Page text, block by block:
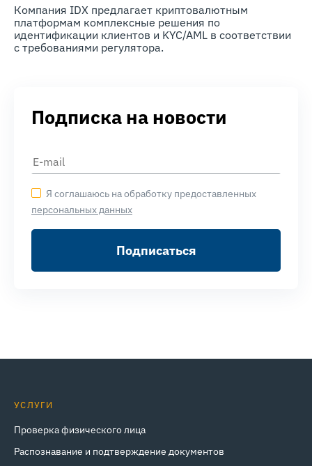
Компания IDX предлагает криптовалютным
платформам комплексные решения по
идентификации клиентов и KYC/AML в соответствии
с требованиями регулятора.
Подписка на новости
Я соглашаюсь на обработку предоставленных
персональных данных
Подписаться
УСЛУГИ
Проверка физического лица
Распознавание и подтверждение документов